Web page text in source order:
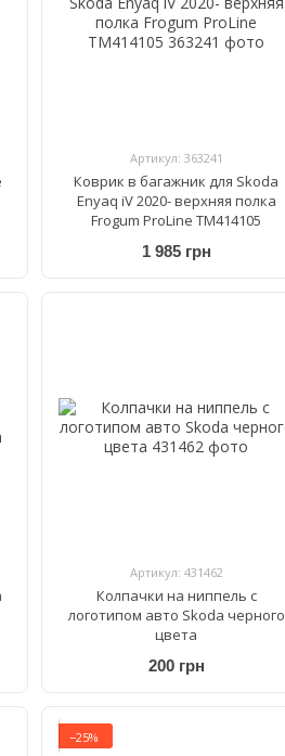
Артикул: 363241
Коврик в багажник для Skoda
Enyaq iV 2020- верхняя полка
Frogum ProLine TM414105
1 985 грн
Артикул: 431462
Колпачки на ниппель с
логотипом авто Skoda черного
цвета
200 грн
−25%